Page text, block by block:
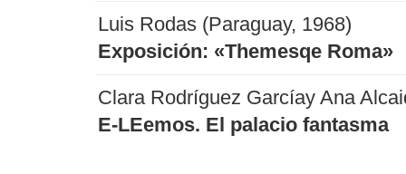
Luis Rodas (Paraguay, 1968)
Exposición: «Themesqe Roma»
Clara Rodríguez Garcíay Ana
E-LEemos. El palacio fantasma